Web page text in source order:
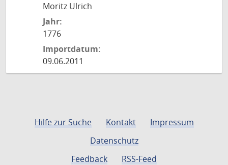
Moritz Ulrich
Jahr:
1776
Importdatum:
09.06.2011
Hilfe zur Suche Kontakt
Impressum
Datenschutz
Feedback
RSS-Feed